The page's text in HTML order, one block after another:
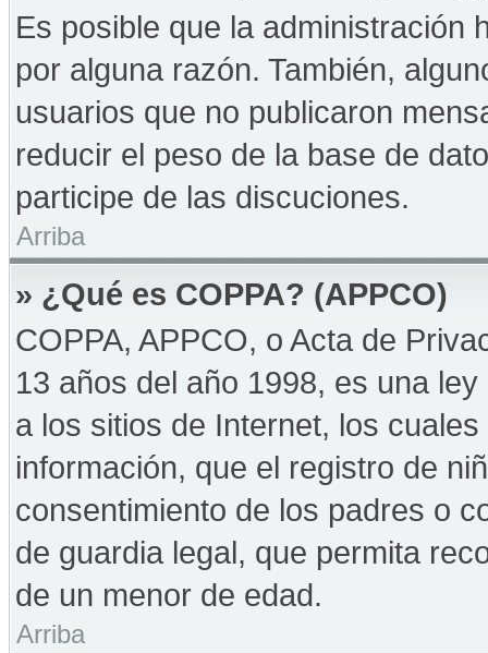
Es posible que la administración
por alguna razón. También,
usuarios que no publicaron
reducir el peso de la base de
participe de las discuciones.
Arriba
» ¿Qué es COPPA? (APPCO)
COPPA, APPCO, o Acta de
13 años del año 1998, es una
a los sitios de Internet, los
información, que el registro de
consentimiento de los padres o
de guardia legal, que permita
de un menor de edad.
Arriba